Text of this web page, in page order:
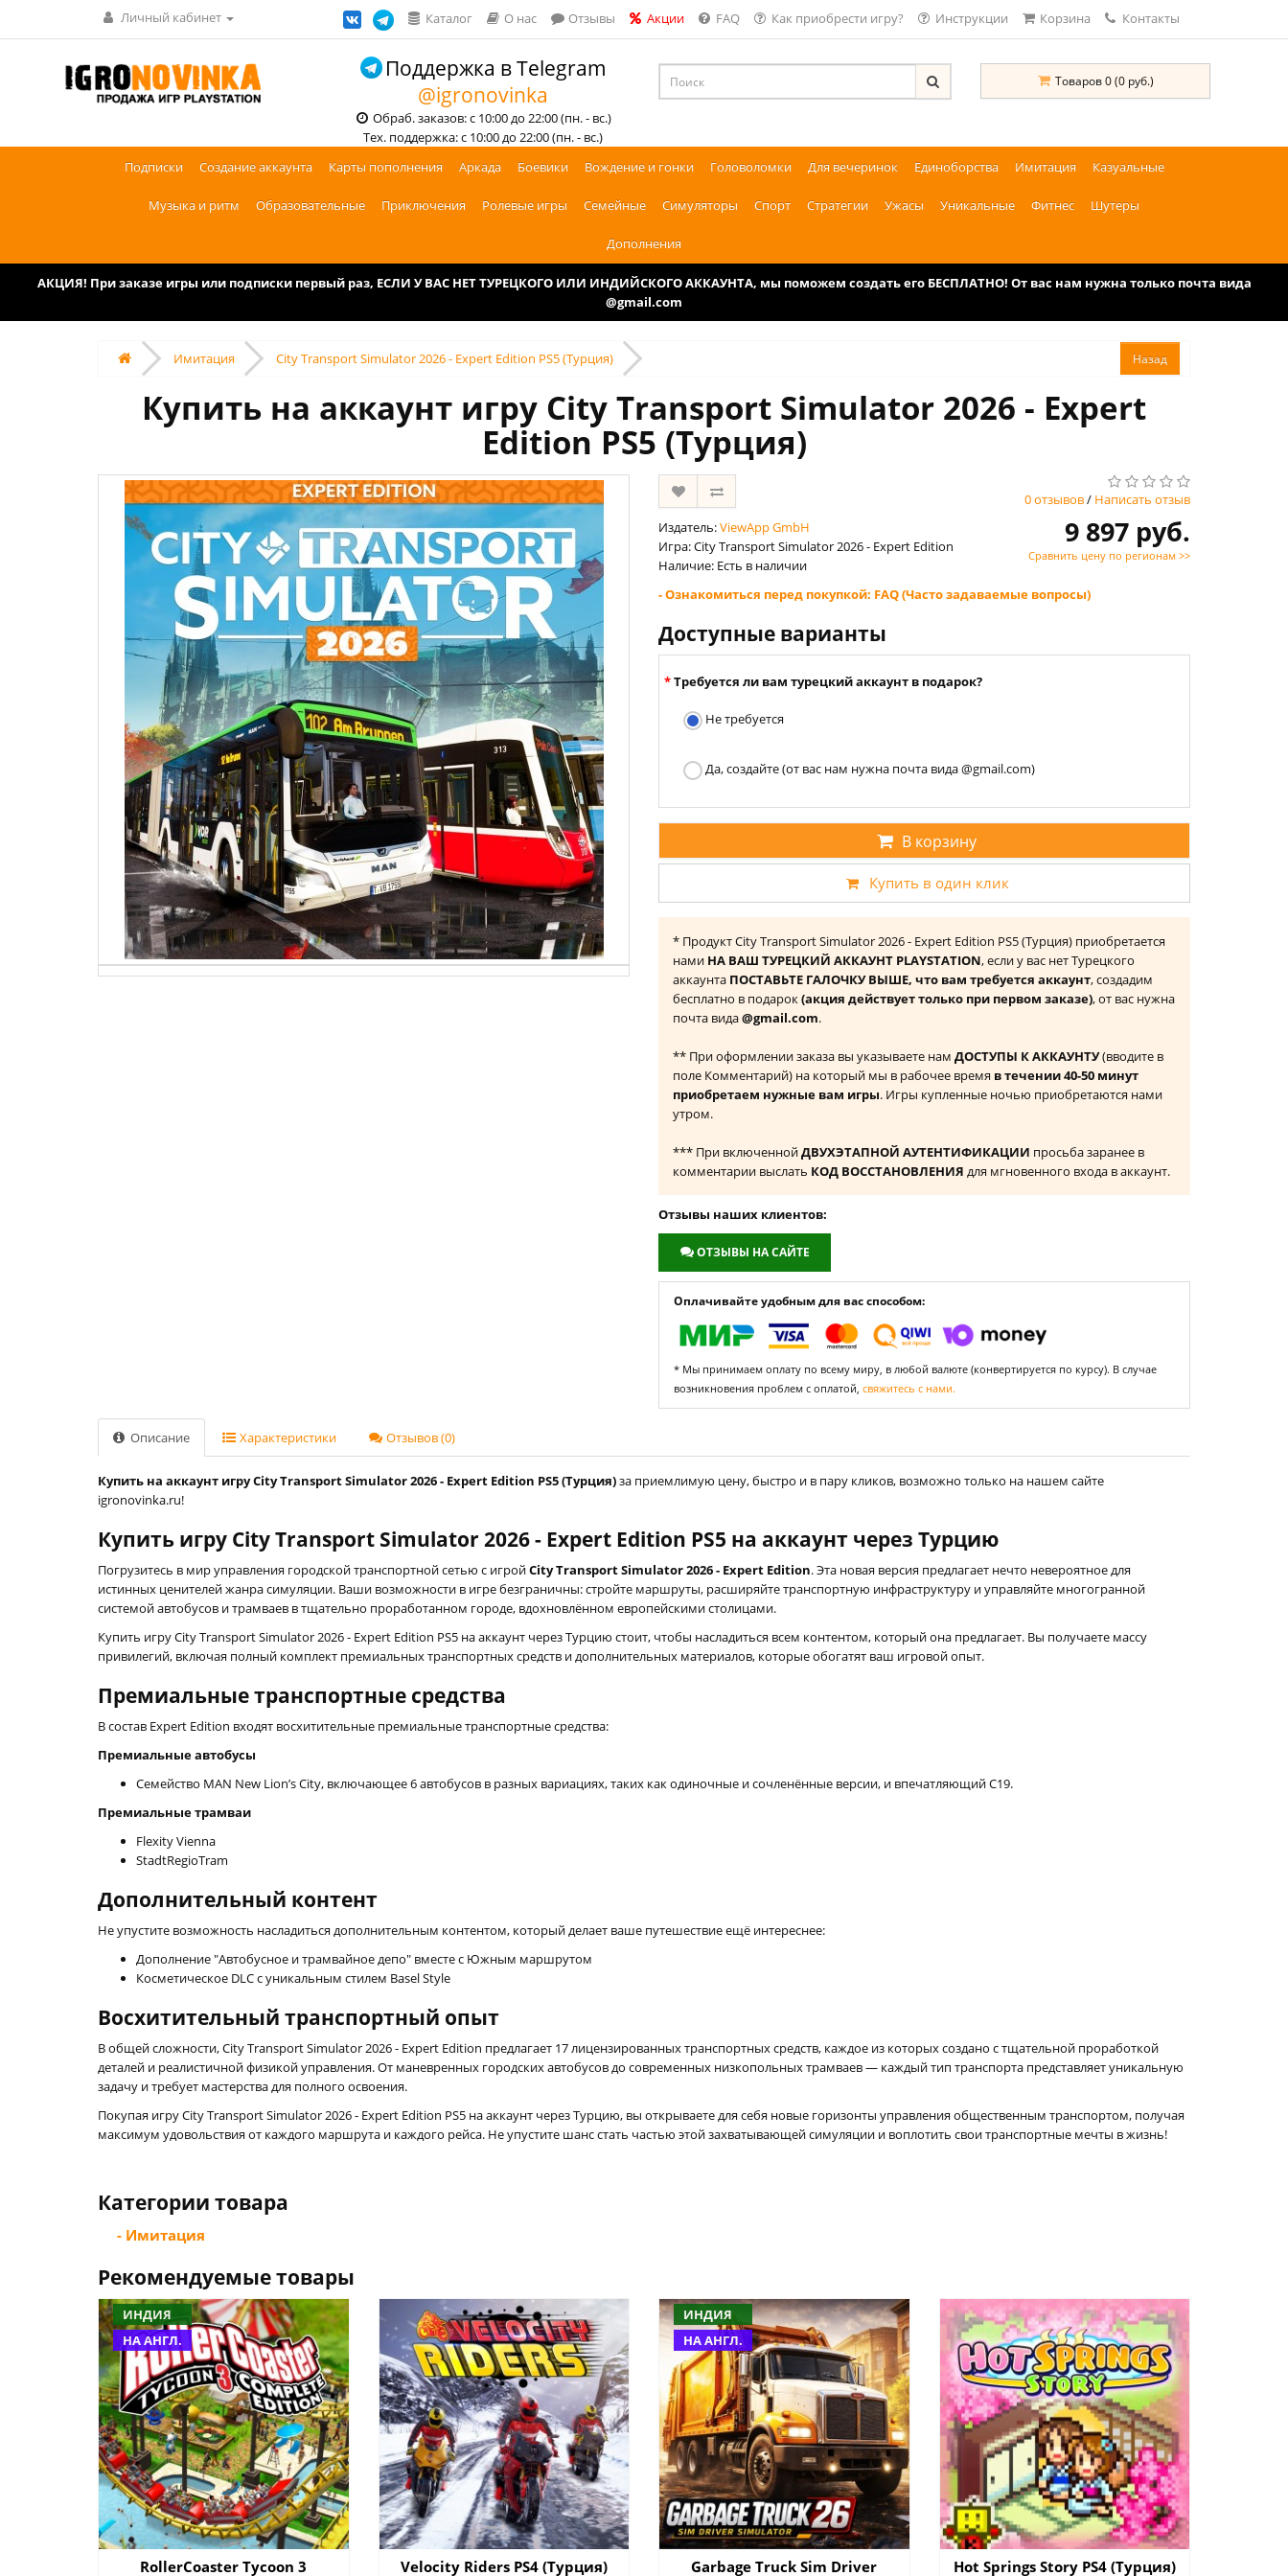
Личный кабинет Каталог О нас Отзывы Акции FAQ Как приобрести игру? Инструкции Корзина Контакты
Поддержка в Telegram
@igronovinka
Обраб. заказов: с 10:00 до 22:00 (пн. - вс.)
Тех. поддержка: с 10:00 до 22:00 (пн. - вс.)
Товаров 0 (0 руб.)
Подписки Создание аккаунта Карты пополнения Аркада Боевики Вождение и гонки Головоломки Для вечеринок Единоборства Имитация Казуальные
Музыка и ритм Образовательные Приключения Ролевые игры Семейные Симуляторы Спорт Стратегии Ужасы Уникальные Фитнес Шутеры
Дополнения
АКЦИЯ! При заказе игры или подписки первый раз, ЕСЛИ У ВАС НЕТ ТУРЕЦКОГО ИЛИ ИНДИЙСКОГО АККАУНТА, мы поможем создать его БЕСПЛАТНО! От вас нам нужна только почта вида
@gmail.com
Имитация City Transport Simulator 2026 - Expert Edition PS5 (Турция)
Купить на аккаунт игру City Transport Simulator 2026 - Expert
Edition PS5 (Турция)
0 отзывов/ Написать отзыв
Издатель:ViewApp GmbH
Игра: City Transport Simulator 2026 - Expert Edition
Наличие: Есть в наличии
9 897 руб.
Сравнить цену по регионам >>
- Ознакомиться перед покупкой: FAQ (Часто задаваемые вопросы)
Доступные варианты
Требуется ли вам турецкий аккаунт в подарок?
Не требуется
Да, создайте (от вас нам нужна почта вида @gmail.com)
В корзину
Купить в один клик
* Продукт City Transport Simulator 2026 - Expert Edition PS5 (Турция) приобретается
нами НА ВАШ ТУРЕЦКИЙ АККАУНТ PLAYSTATION, если у вас нет Турецкого
аккаунта ПОСТАВЬТЕ ГАЛОЧКУ ВЫШЕ, что вам требуется аккаунт, создадим
бесплатно в подарок(акция действует только при первом заказе), от вас нужна
почта вида@gmail.com.
** При оформлении заказа вы указываете нам ДОСТУПЫ К АККАУНТУ(вводите в
поле Комментарий) на который мы в рабочее время в течении 40-50 минут
приобретаем нужные вам игры. Игры купленные ночью приобретаются нами
утром.
*** При включеннойДВУХЭТАПНОЙ АУТЕНТИФИКАЦИИ просьба заранее в
комментарии выслать КОД ВОССТАНОВЛЕНИЯ для мгновенного входа в аккаунт.
Отзывы наших клиентов:
ОТЗЫВЫ НА САЙТЕ
Оплачивайте удобным для вас способом:
* Мы принимаем оплату по всему миру, в любой валюте (конвертируется по курсу). В случае
возникновения проблем с оплатой, свяжитесь с нами.
Описание Характеристики Отзывов (0)
Купить на аккаунт игру City Transport Simulator 2026 - Expert Edition PS5 (Турция)за приемлимую цену, быстро и в пару кликов, возможно только на нашем сайте
igronovinka.ru!
Купить игру City Transport Simulator 2026 - Expert Edition PS5 на аккаунт через Турцию
Погрузитесь в мир управления городской транспортной сетью с игройCity Transport Simulator 2026 - Expert Edition. Эта новая версия предлагает нечто невероятное для
истинных ценителей жанра симуляции. Ваши возможности в игре безграничны: стройте маршруты, расширяйте транспортную инфраструктуру и управляйте многогранной
системой автобусов и трамваев в тщательно проработанном городе, вдохновлённом европейскими столицами.
Купить игру City Transport Simulator 2026 - Expert Edition PS5 на аккаунт через Турцию стоит, чтобы насладиться всем контентом, который она предлагает. Вы получаете массу
привилегий, включая полный комплект премиальных транспортных средств и дополнительных материалов, которые обогатят ваш игровой опыт.
Премиальные транспортные средства
В состав Expert Edition входят восхитительные премиальные транспортные средства:
Премиальные автобусы
Семейство MAN New Lion’s City, включающее 6 автобусов в разных вариациях, таких как одиночные и сочленённые версии, и впечатляющий C19.
Премиальные трамваи
Flexity Vienna
StadtRegioTram
Дополнительный контент
Не упустите возможность насладиться дополнительным контентом, который делает ваше путешествие ещё интереснее:
Дополнение "Автобусное и трамвайное депо" вместе с Южным маршрутом
Косметическое DLC с уникальным стилем Basel Style
Восхитительный транспортный опыт
В общей сложности, City Transport Simulator 2026 - Expert Edition предлагает 17 лицензированных транспортных средств, каждое из которых создано с тщательной проработкой
деталей и реалистичной физикой управления. От маневренных городских автобусов до современных низкопольных трамваев — каждый тип транспорта представляет уникальную
задачу и требует мастерства для полного освоения.
Покупая игру City Transport Simulator 2026 - Expert Edition PS5 на аккаунт через Турцию, вы открываете для себя новые горизонты управления общественным транспортом, получая
максимум удовольствия от каждого маршрута и каждого рейса. Не упустите шанс стать частью этой захватывающей симуляции и воплотить свои транспортные мечты в жизнь!
Категории товара
- Имитация
Рекомендуемые товары
ИНДИЯ
НА АНГЛ.
RollerCoaster Tycoon 3
Velocity Riders PS4 (Турция)
ИНДИЯ
НА АНГЛ.
Garbage Truck Sim Driver
Hot Springs Story PS4 (Турция)